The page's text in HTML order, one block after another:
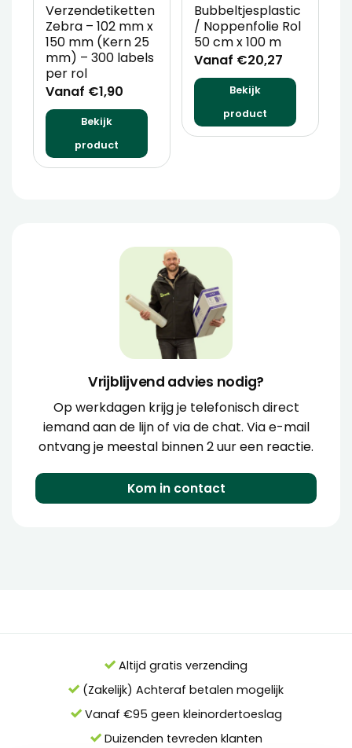
Verzendetiketten
Zebra – 102 mm x
150 mm (Kern 25
mm) – 300 labels
per rol
Vanaf €1,90
Bekijk
product
Bubbeltjesplastic
/ Noppenfolie Rol
50 cm x 100 m
Vanaf €20,27
Bekijk
product
Vrijblijvend advies nodig?
Op werkdagen krijg je telefonisch direct
iemand aan de lijn of via de chat. Via e-mail
ontvang je meestal binnen 2 uur een reactie.
Kom in contact
Altijd gratis verzending
(Zakelijk) Achteraf betalen mogelijk
Vanaf €95 geen kleinordertoeslag
Duizenden tevreden klanten